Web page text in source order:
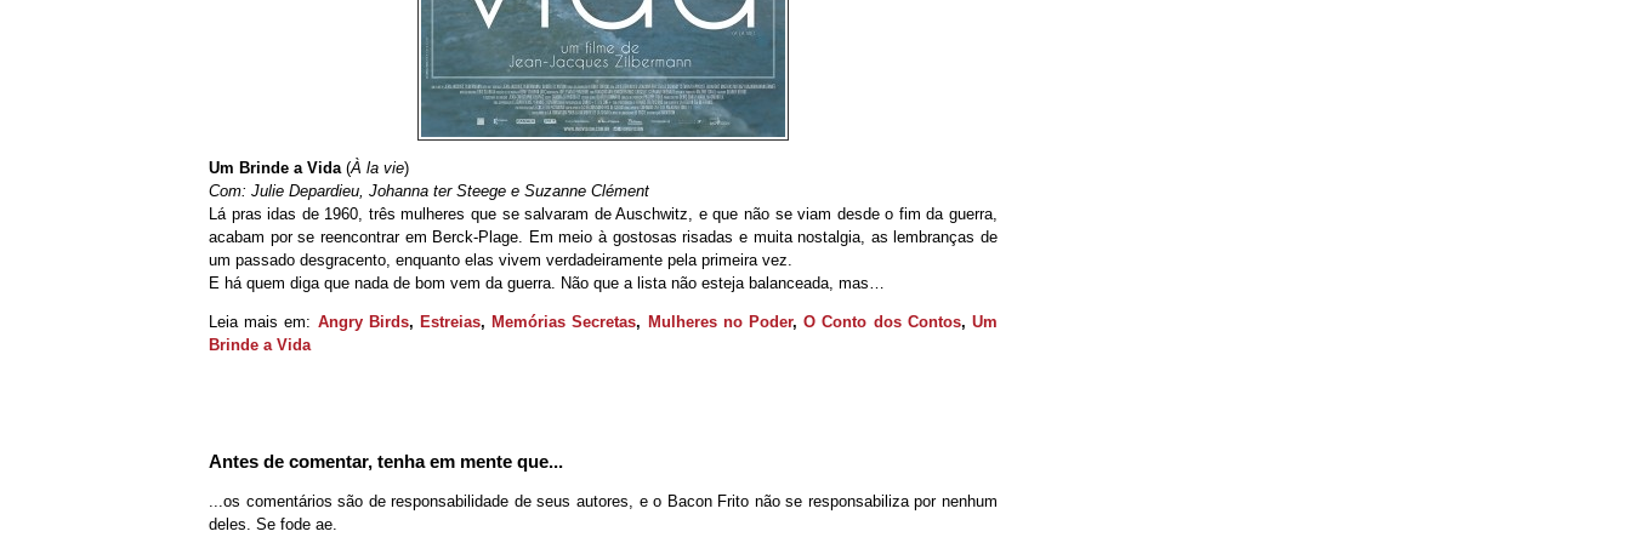
Um Brinde a Vida(À la vie)
Com: Julie Depardieu, Johanna ter Steege e Suzanne Clément
Lá pras idas de 1960, três mulheres que se salvaram de Auschwitz, e que não se viam desde o fim da guerra,
acabam por se reencontrar em Berck-Plage. Em meio à gostosas risadas e muita nostalgia, as lembranças de
um passado desgracento, enquanto elas vivem verdadeiramente pela primeira vez.
E há quem diga que nada de bom vem da guerra. Não que a lista não esteja balanceada, mas…
Leia mais em: Angry Birds, Estreias, Memórias Secretas, Mulheres no Poder,O Conto dos Contos,Um
Brinde a Vida
Antes de comentar, tenha em mente que...
...os comentários são de responsabilidade de seus autores, e o Bacon Frito não se responsabiliza por nenhum
deles. Se fode ae.